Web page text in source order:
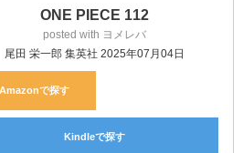
ONE PIECE 112
posted with ヨメレバ
尾田 栄一郎 集英社 2025年07月04日
Amazon
Kindle